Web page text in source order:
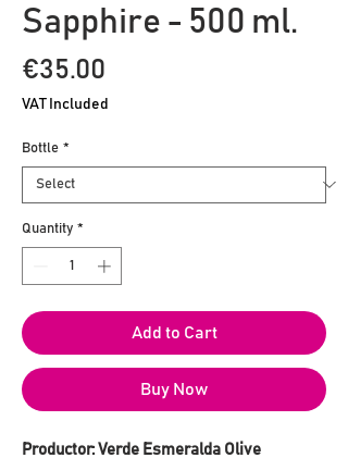
Sapphire - 500 ml.
€35.00
VAT Included
Bottle *
Quantity *
Add to Cart
Buy Now
Productor: Verde Esmeralda Olive